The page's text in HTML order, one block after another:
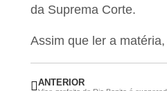
da Suprema Corte.
Assim que ler a
ANTERIOR